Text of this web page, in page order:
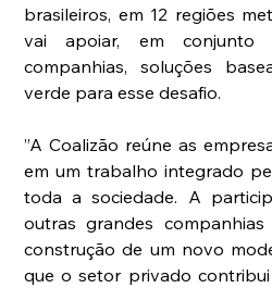
brasileiros, em 12 regiões
vai apoiar, em conjunto
companhias, soluções
verde para esse desafio.
”A Coalizão reúne as
em um trabalho integrado
toda a sociedade. A
outras grandes
construção de um novo
que o setor privado